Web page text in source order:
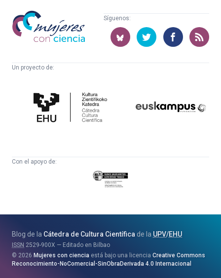
Mujeres
con
ciencia
Síguenos:
Un proyecto de:
Cultura
Científica
Con el apoyo de:
Eusko
Jaurlaritza
eta
Berrikuntza
Saila
Blog de la Cátedra de Cultura Científica de la UPV/EHU
ISSN 2529-900X
Editado en Bilbao
2026 Mujeres con ciencia está bajo una licencia Creative Commons
Reconocimiento-NoComercial-SinObraDerivada 4.0 Internacional